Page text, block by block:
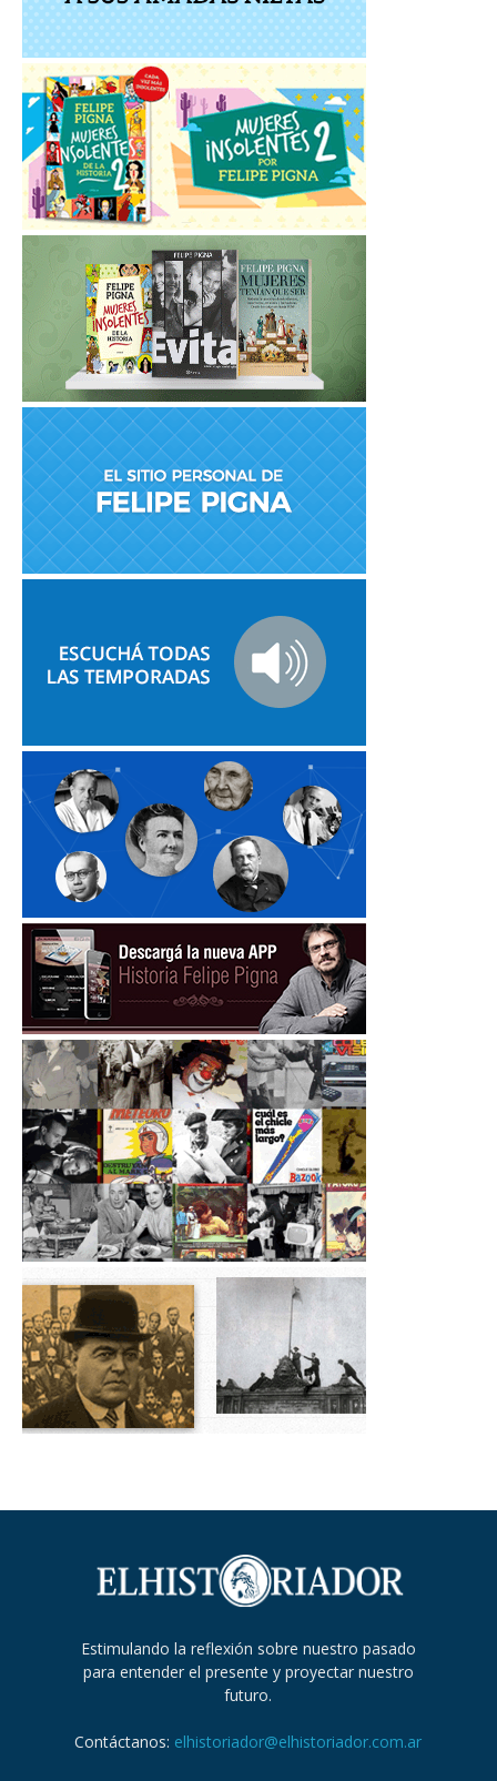
Estimulando la reflexión sobre nuestro pasado
para entender el presente y proyectar nuestro
futuro.
Contáctanos: elhistoriador@elhistoriador.com.ar